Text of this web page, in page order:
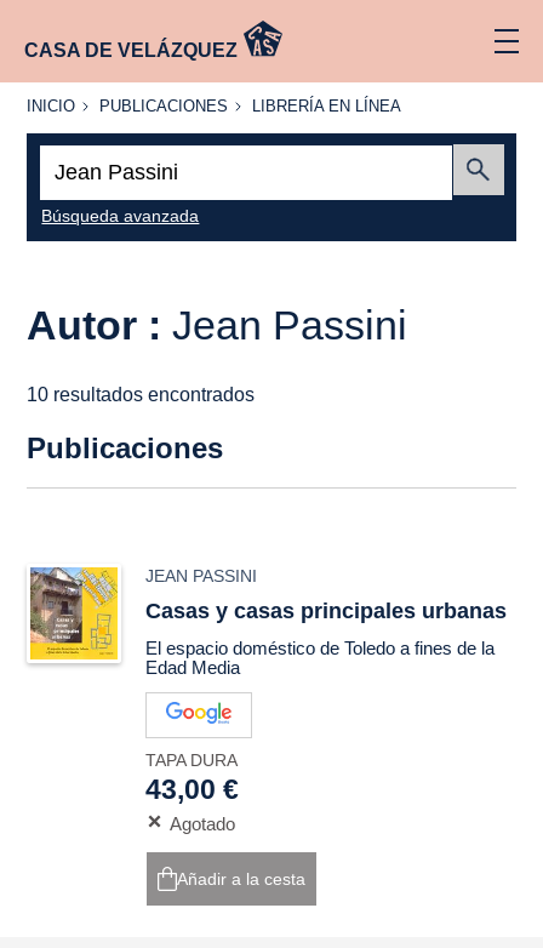
CASA DE VELÁZQUEZ
INICIO
INICIO PUBLICACIONES
PUBLICACIONES
LIBRERÍA
LÍNEA
LIBRERÍA EN LÍNEA
Búsqueda avanzada
Autor :Jean Passini
10 resultados encontrados
Publicaciones
JEAN PASSINI
Casas y casas principales urbanas
El espacio doméstico de Toledo a fines de la
Edad Media
TAPA DURA
43,00 €
Agotado
Añadir a la cesta